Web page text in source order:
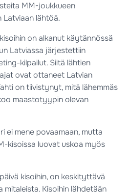
MM-joukkueen
Latviaan lähtöä.
on alkanut käytännössä
Latviassa järjestettiin
kilpailut. Siitä lähtien
ovat ottaneet Latvian
on tiivistynyt, mitä lähemmäs
maastotyypin olevan
ei mene povaamaan, mutta
kisoissa luovat uskoa myös
kisoihin, on keskityttävä
mitaleista. Kisoihin lähdetään